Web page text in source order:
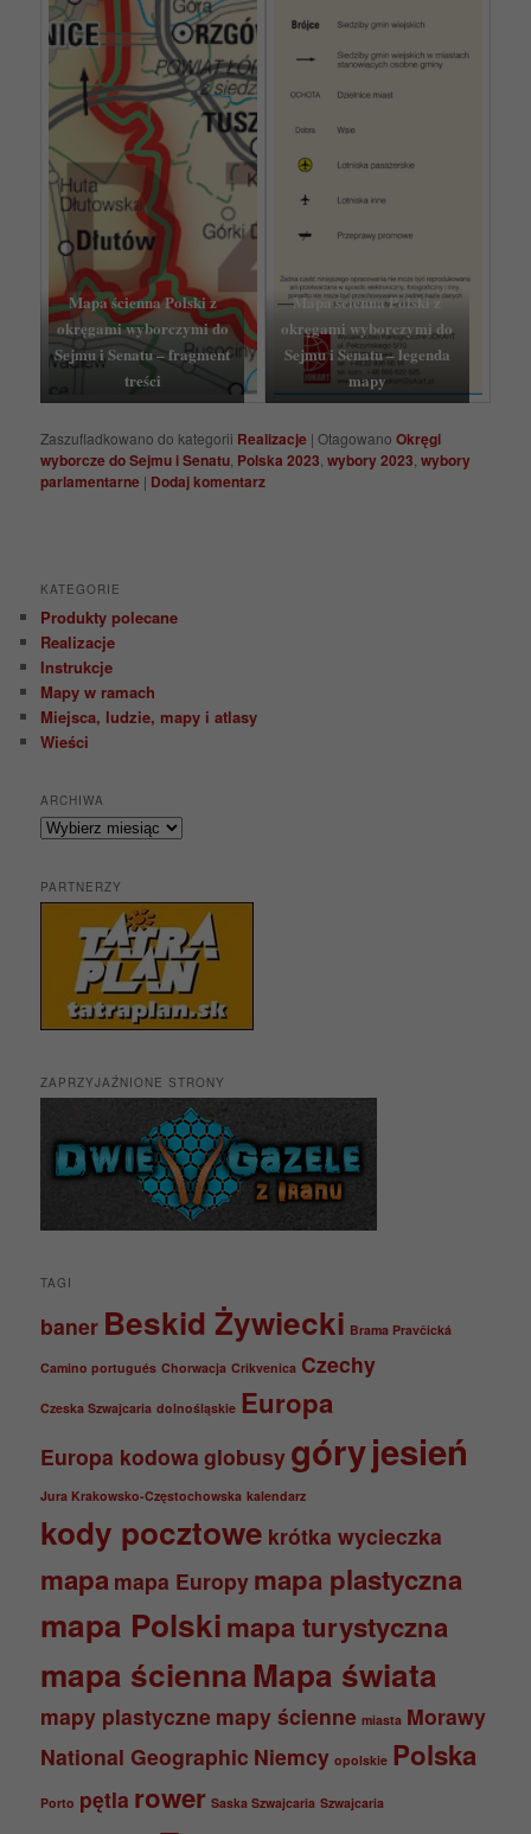
Mapa ścienna Polski z
okręgami wyborczymi do
Sejmu i Senatu – fragment
treści
Mapa ścienna Polski z
okręgami wyborczymi do
Sejmu i Senatu – legenda
mapy
Zaszufladkowano do kategorii Realizacje |Otagowano Okręgi
wyborcze do Sejmu i Senatu Polska 2023 ,wybory 2023 ,wybory
parlamentarne | Dodaj komentarz
KATEGORIE
Produkty polecane
Realizacje
Instrukcje
Mapy w ramach
Miejsca, ludzie, mapy i atlasy
Wieści
ARCHIWA
Archiwa
PARTNERZY
ZAPRZYJAŹNIONE STRONY
TAGI
baner Beskid Żywiecki Brama Pravčická
Camino portugués Chorwacja Crikvenica Czechy
Czeska Szwajcaria dolnośląskie Europa
Europa kodowa globusy góryjesień
Jura Krakowsko-Częstochowska kalendarz
kody pocztowe krótka wycieczka
mapa mapa Europy mapa plastyczna
mapa Polskimapa turystyczna
mapa ściennaMapa świata
mapy plastyczne mapy ścienne miasta Morawy
National Geographic Niemcy opolskie Polska
Porto pętla rower Saska Szwajcaria Szwajcaria